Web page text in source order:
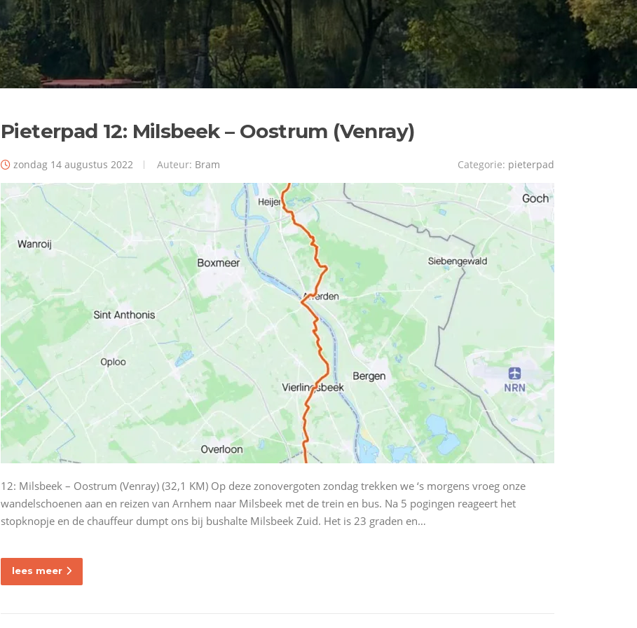
Pieterpad 12: Milsbeek – Oostrum (Venray)
zondag 14 augustus 2022 Auteur: Bram Categorie: pieterpad
12: Milsbeek – Oostrum (Venray) (32,1 KM) Op deze zonovergoten zondag trekken we ‘s morgens vroeg onze
wandelschoenen aan en reizen van Arnhem naar Milsbeek met de trein en bus. Na 5 pogingen reageert het
stopknopje en de chauffeur dumpt ons bij bushalte Milsbeek Zuid. Het is 23 graden en…
lees meer